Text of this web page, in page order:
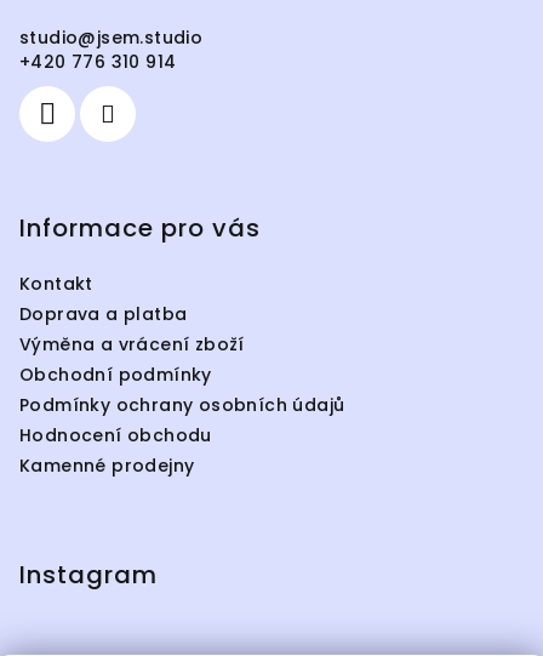
studio@jsem.studio
+420 776 310 914
Informace pro vás
Kontakt
Doprava a platba
Výměna a vrácení zboží
Obchodní podmínky
Podmínky ochrany osobních údajů
Hodnocení obchodu
Kamenné prodejny
Instagram